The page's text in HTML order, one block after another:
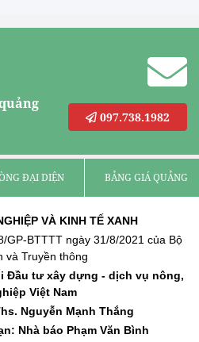
097.738.1982
ĐẠI DIỆN BẢNG GIÁ QUẢNG
VÀ KINH TẾ XANH
GP-BTTTT ngày 31/8/2021 của Bộ
và Truyền thông
Đầu tư xây dựng - dịch vụ nông,
Việt Nam
Nguyễn Mạnh Thắng
Nhà báo Phạm Văn Bình